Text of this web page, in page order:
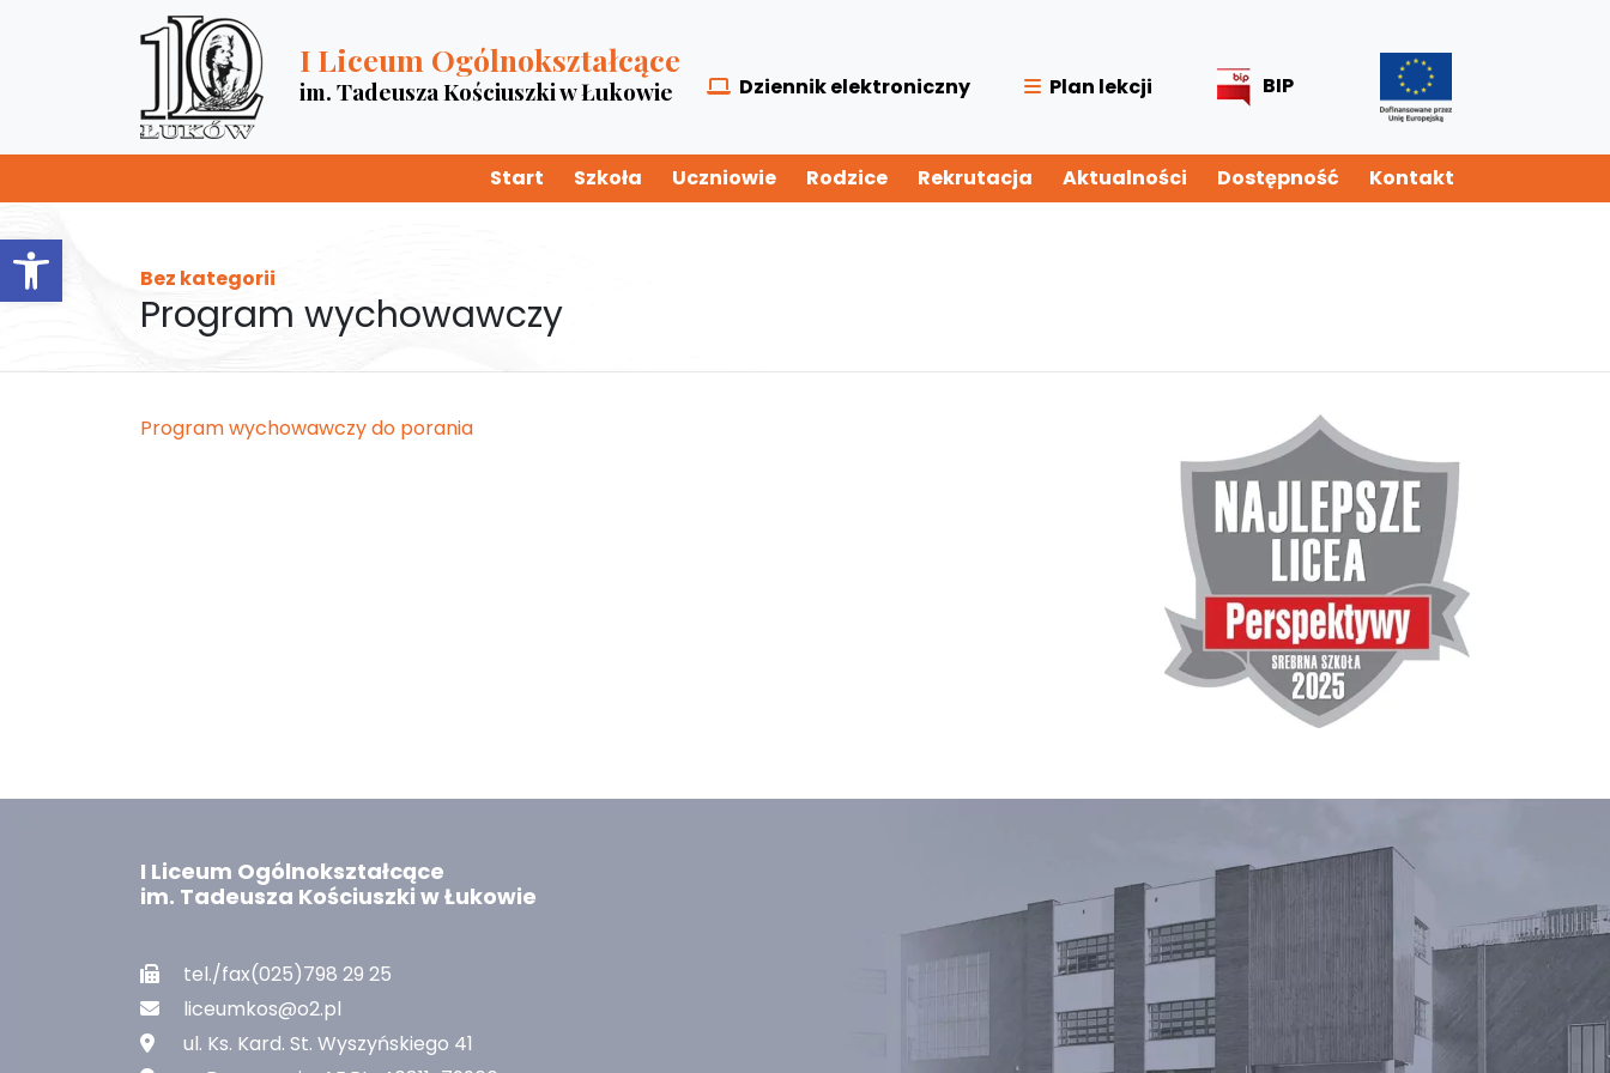
Otwórz pasek narzędzi
I Liceum Ogólnokształcące
im. Tadeusza Kościuszki w Łukowie Dziennik elektroniczny Plan lekcji BIP
Start Szkoła Uczniowie Rodzice Rekrutacja Aktualności Dostępność Kontakt
Bez kategorii
Program wychowawczy
Program wychowawczy do porania
I Liceum Ogólnokształcące
im. Tadeusza Kościuszki w Łukowie
tel./fax(025)798 29 25
liceumkos@o2.pl
ul. Ks. Kard. St. Wyszyńskiego 41